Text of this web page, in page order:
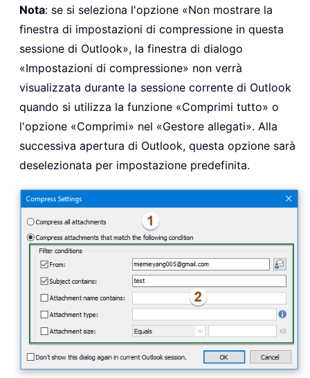
Nota: se si seleziona l'opzione «Non mostrare la
finestra di impostazioni di compressione in questa
sessione di Outlook», la finestra di dialogo
«Impostazioni di compressione» non verrà
visualizzata durante la sessione corrente di Outlook
quando si utilizza la funzione «Comprimi tutto» o
l'opzione «Comprimi» nel «Gestore allegati». Alla
successiva apertura di Outlook, questa opzione sarà
deselezionata per impostazione predefinita.